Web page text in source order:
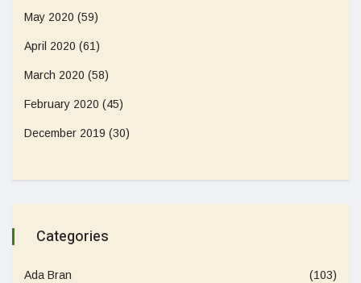
May 2020 (59)
April 2020 (61)
March 2020 (58)
February 2020 (45)
December 2019 (30)
Categories
Ada Bran (103)